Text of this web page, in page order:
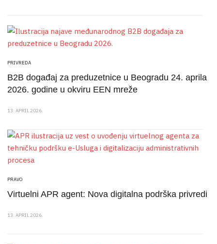
PRIVREDA
B2B događaj za preduzetnice u Beogradu 24. aprila
2026. godine u okviru EEN mreže
13. APRIL 2026.
PRAVO
Virtuelni APR agent: Nova digitalna podrška privredi
13. APRIL 2026.